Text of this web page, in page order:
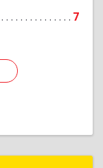
7
Подробнее